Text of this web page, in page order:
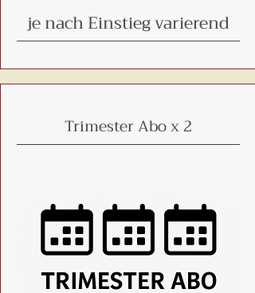
je nach Einstieg varierend
Trimester Abo x 2